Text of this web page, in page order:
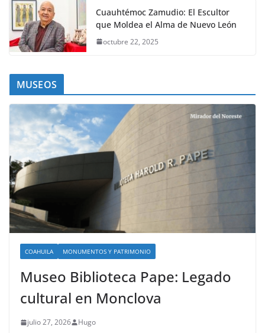
Cuauhtémoc Zamudio: El Escultor
que Moldea el Alma de Nuevo León
octubre 22, 2025
MUSEOS
COAHUILA MONUMENTOS Y PATRIMONIO
Museo Biblioteca Pape: Legado
cultural en Monclova
julio 27, 2026 Hugo